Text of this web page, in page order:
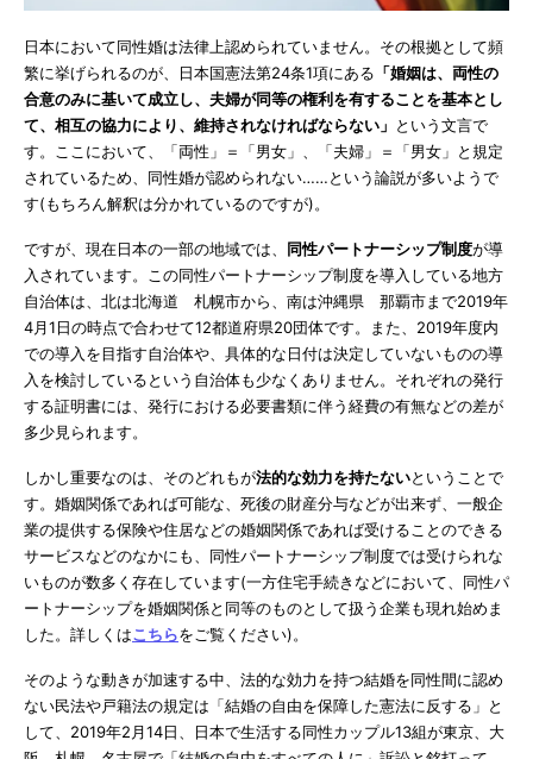
日本において同性婚は法律上認められていません。その根拠として頻
繁に挙げられるのが、日本国憲法第24条1項にある 「婚姻は、両性の
合意のみに基いて成立し、夫婦が同等の権利を有することを基本とし
て、相互の協力により、維持されなければならない」 という文言で
す。ここにおいて、「両性」＝「男女」、「夫婦」＝「男女」と規定
されているため、同性婚が認められない……という論説が多いようで
す(もちろん解釈は分かれているのですが)。
ですが、現在日本の一部の地域では、 同性パートナーシップ制度が導
入されています。この同性パートナーシップ制度を導入している地方
自治体は、北は北海道 札幌市から、南は沖縄県 那覇市まで2019年
4月1日の時点で合わせて12都道府県20団体です。また、2019年度内
での導入を目指す自治体や、具体的な日付は決定していないものの導
入を検討しているという自治体も少なくありません。それぞれの発行
する証明書には、発行における必要書類に伴う経費の有無などの差が
多少見られます。
しかし重要なのは、そのどれもが法的な効力を持たないということで
す。婚姻関係であれば可能な、死後の財産分与などが出来ず、一般企
業の提供する保険や住居などの婚姻関係であれば受けることのできる
サービスなどのなかにも、同性パートナーシップ制度では受けられな
いものが数多く存在しています(一方住宅手続きなどにおいて、同性パ
ートナーシップを婚姻関係と同等のものとして扱う企業も現れ始めま
した。詳しくはこちらをご覧ください)。
そのような動きが加速する中、法的な効力を持つ結婚を同性間に認め
ない民法や戸籍法の規定は「結婚の自由を保障した憲法に反する」と
して、2019年2月14日、日本で生活する同性カップル13組が東京、大